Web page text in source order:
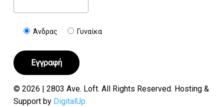
Άνδρας Γυναίκα
© 2026 | 2803 Ave. Loft. All Rights Reserved. Hosting &
Support by DigitalUp